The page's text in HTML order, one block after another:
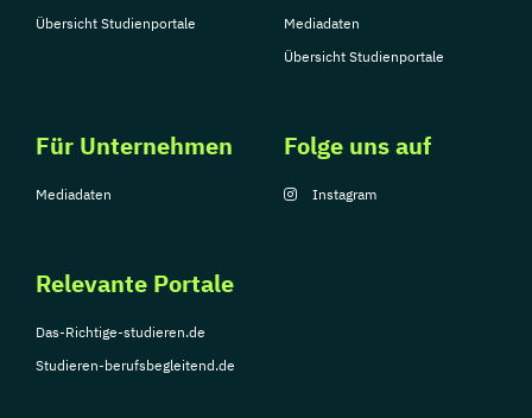
Übersicht Studienportale
Mediadaten
Übersicht Studienportale
Für Unternehmen
Mediadaten
Relevante Portale
Das-Richtige-studieren.de
Studieren-berufsbegleitend.de
Folge uns auf
Instagram